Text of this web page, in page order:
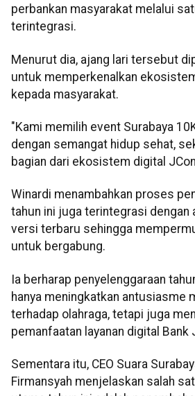
perbankan masyarakat melalui
terintegrasi.
Menurut dia, ajang lari tersebut
untuk memperkenalkan
kepada masyarakat.
"Kami memilih event Surabaya
dengan semangat hidup sehat,
bagian dari ekosistem digital
Winardi menambahkan proses
tahun ini juga terintegrasi dengan
versi terbaru sehingga
untuk bergabung.
Ia berharap penyelenggaraan
hanya meningkatkan antusiasme
terhadap olahraga, tetapi juga
pemanfaatan layanan digital Bank
Sementara itu, CEO Suara
Firmansyah menjelaskan salah